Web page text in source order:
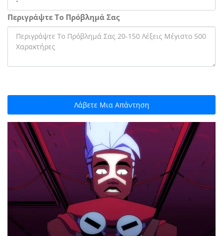
Περιγράψτε Το Πρόβλημά Σας
Λάβετε Μια Απάντηση